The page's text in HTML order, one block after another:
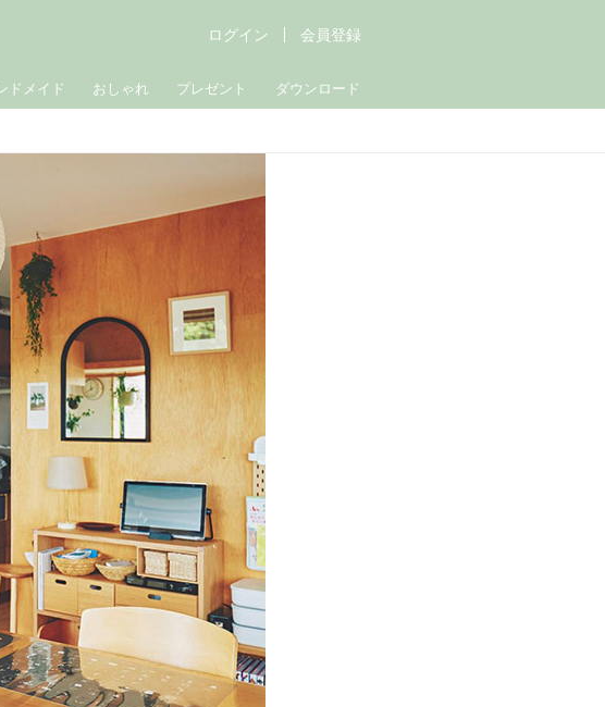
ドメイド おしゃれ プレゼント ダウンロード
ログイン 会員登録